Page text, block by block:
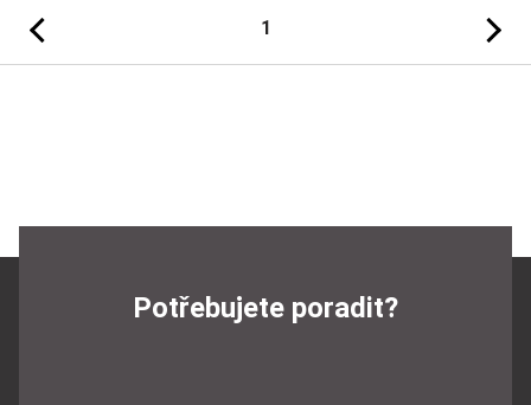
Předchozí 1
Potřebujete poradit?